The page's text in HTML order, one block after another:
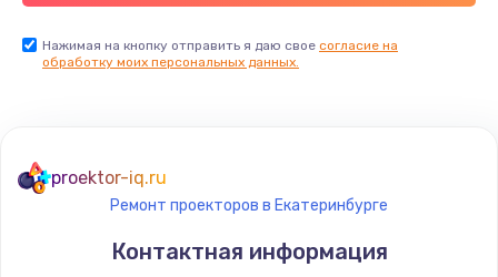
Нажимая на кнопку отправить я даю свое согласие на
обработку моих персональных данных.
proektor-iq.ru
Ремонт проекторов в Екатеринбурге
Контактная информация